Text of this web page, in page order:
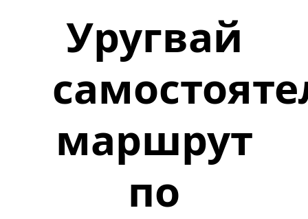
Уругвай
маршрут
по